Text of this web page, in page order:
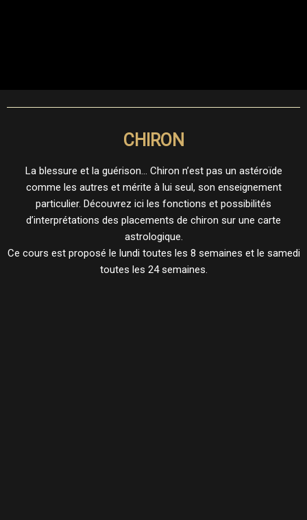
CHIRON
La blessure et la guérison… Chiron n’est pas un astéroïde
comme les autres et mérite à lui seul, son enseignement
particulier. Découvrez ici les fonctions et possibilités
d’interprétations des placements de chiron sur une carte
astrologique.
Ce cours est proposé le lundi toutes les 8 semaines et le samedi
toutes les 24 semaines.